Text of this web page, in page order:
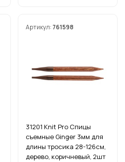
Артикул: 761598
31201 Knit Pro Спицы
съемные Ginger 3мм для
длины тросика 28-126см,
дерево, коричневый, 2шт